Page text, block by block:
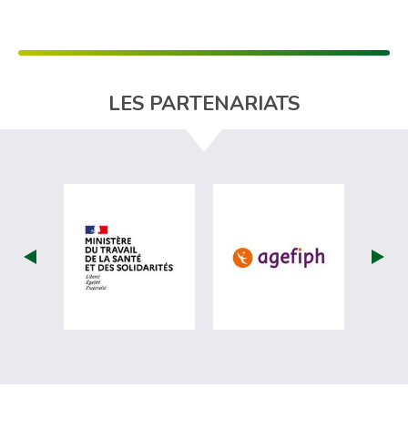
LES PARTENARIATS
visiter les site de Ministère du travail
visiter les